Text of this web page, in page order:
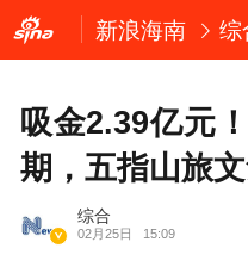
新浪海南 综
吸金2.39亿元
期，五指山旅
综合
02月25日 15:09